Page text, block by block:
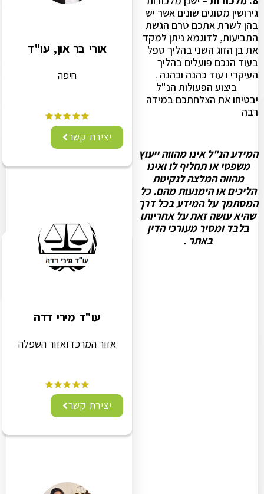
גירושין מסוגים שונים אשר יש
בהן לשרת אתכם טרם הגשת
התביעות, לדוגמא ניתן למקד
את בן הזוג השני בהליך טפל
בעוד הנכם פועלים בהליך
העיקרי ו עוד כהנה וכהנה .
ביצוע הפעולות הנ"ל
יבטיחו את הצלחתכם במידה
רבה
המידע הנ"ל אינו מהווה ייעוץ
משפטי או תחליף לו ואינו
מהווה המלצה לנקיטת
הליכים או הימנעות מהם. כל
המסתמך על המידע בכל דרך
שהיא עושה זאת על אחריותו
בלבד ומסיר מעורכי הדין
באתר.
אורי בר און, עו"ד
חיפה
יצירת קשר
עו"ד מירי דדה
אזור המרכז ואזור השפלה
יצירת קשר